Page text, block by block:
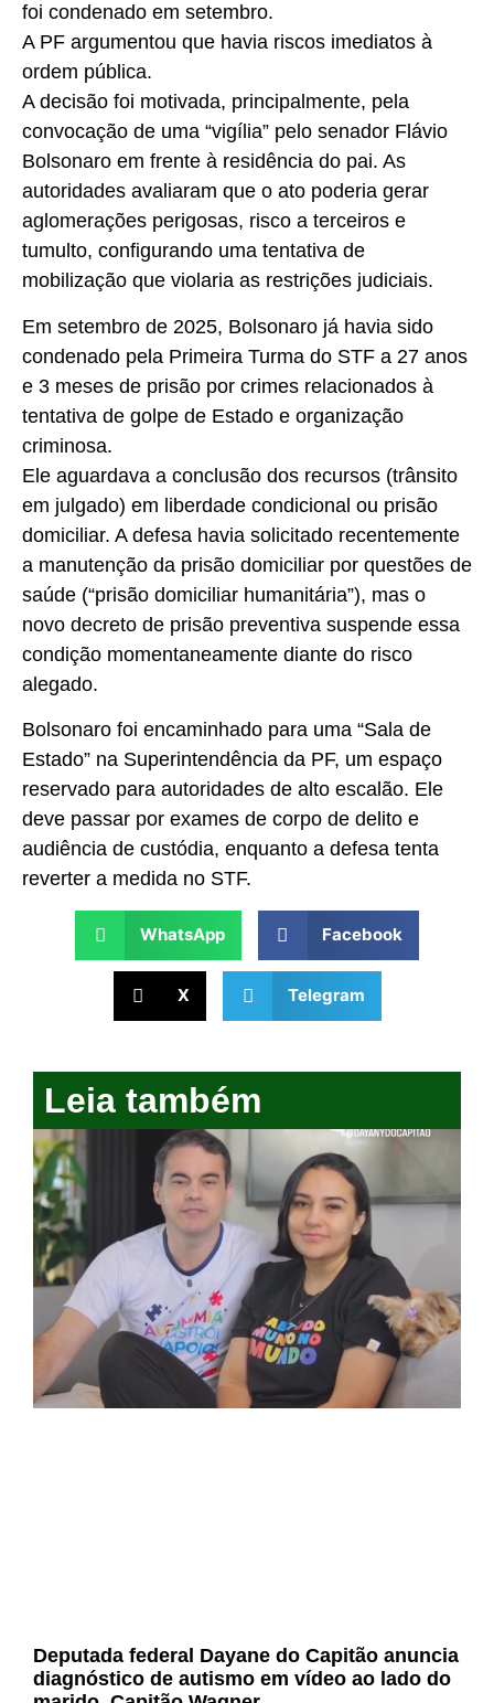
foi condenado em setembro.
A PF argumentou que havia riscos imediatos à
ordem pública.
A decisão foi motivada, principalmente, pela
convocação de uma “vigília” pelo senador Flávio
Bolsonaro em frente à residência do pai. As
autoridades avaliaram que o ato poderia gerar
aglomerações perigosas, risco a terceiros e
tumulto, configurando uma tentativa de
mobilização que violaria as restrições judiciais.
Em setembro de 2025, Bolsonaro já havia sido
condenado pela Primeira Turma do STF a 27 anos
e 3 meses de prisão por crimes relacionados à
tentativa de golpe de Estado e organização
criminosa.
Ele aguardava a conclusão dos recursos (trânsito
em julgado) em liberdade condicional ou prisão
domiciliar. A defesa havia solicitado recentemente
a manutenção da prisão domiciliar por questões de
saúde (“prisão domiciliar humanitária”), mas o
novo decreto de prisão preventiva suspende essa
condição momentaneamente diante do risco
alegado.
Bolsonaro foi encaminhado para uma “Sala de
Estado” na Superintendência da PF, um espaço
reservado para autoridades de alto escalão. Ele
deve passar por exames de corpo de delito e
audiência de custódia, enquanto a defesa tenta
reverter a medida no STF.
WhatsApp Facebook
X Telegram
Leia também
Deputada federal Dayane do Capitão anuncia
diagnóstico de autismo em vídeo ao lado do